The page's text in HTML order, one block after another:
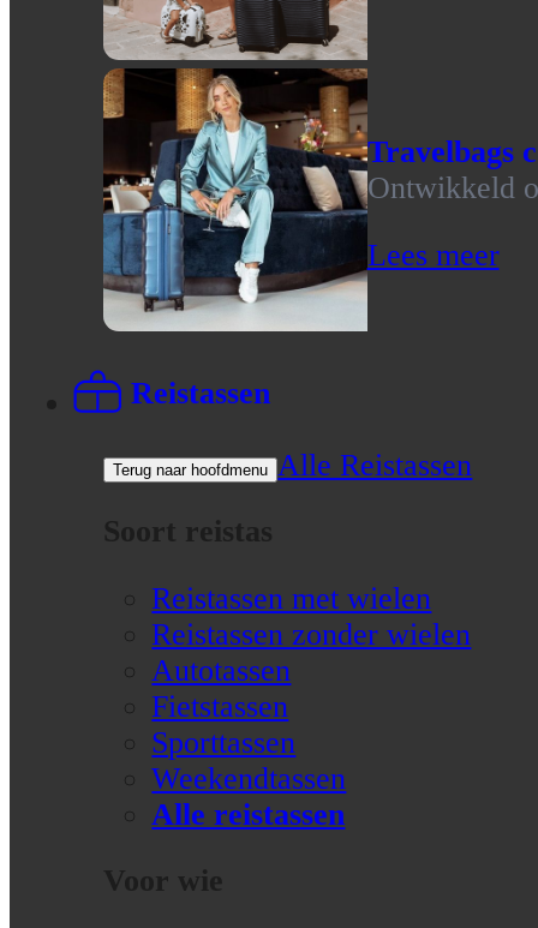
Travelbags
Ontwikkeld
Lees meer
Reistassen
Terug naar hoofdmenu
Alle Reistassen
Soort reistas
Reistassen met wielen
Reistassen zonder wielen
Autotassen
Fietstassen
Sporttassen
Weekendtassen
Alle reistassen
Voor wie